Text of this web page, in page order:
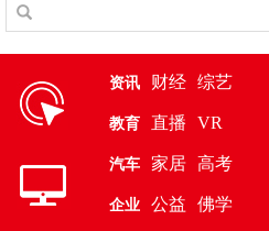
资讯 财经 综艺
教育 直播 VR
汽车 家居 高考
企业 公益 佛学